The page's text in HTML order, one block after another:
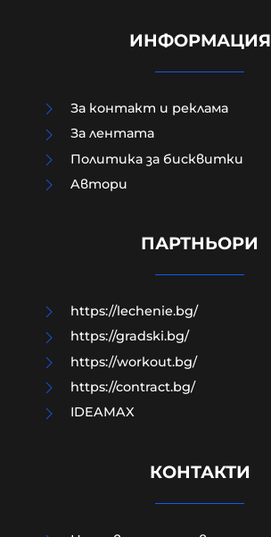
етикетите само в евро
ИНФОРМАЦИЯ
За контакт и реклама
За лентата
Политика за бисквитки
Aвтори
ПАРТНЬОРИ
https://lechenie.bg/
https://gradski.bg/
https://workout.bg/
https://contract.bg/
IDEAMAX
КОНТАКТИ